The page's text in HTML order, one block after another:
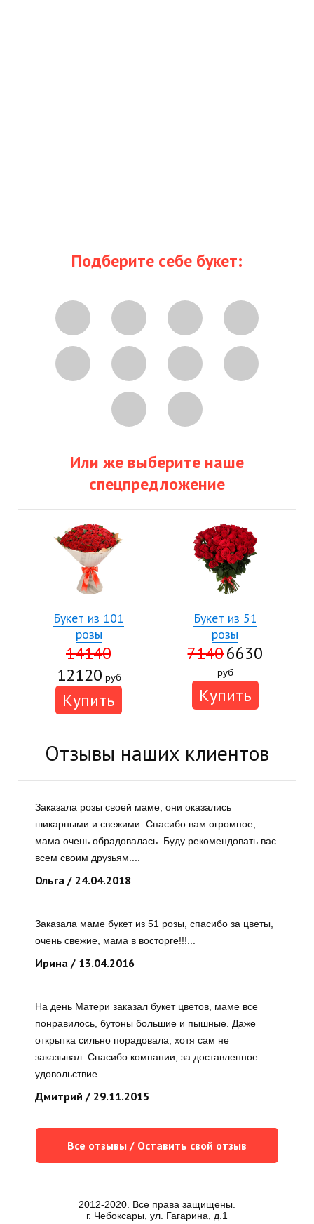
Подберите себе букет:
Или же выберите наше
спецпредложение
Букет из 101
розы
14140
12120 руб
Купить
Букет из 51
розы
71406630
руб
Купить
Отзывы наших клиентов
Заказала розы своей маме, они оказались
шикарными и свежими. Спасибо вам огромное,
мама очень обрадовалась. Буду рекомендовать вас
всем своим друзьям....
Ольга / 24.04.2018
Заказала маме букет из 51 розы, спасибо за цветы,
очень свежие, мама в восторге!!!...
Ирина / 13.04.2016
На день Матери заказал букет цветов, маме все
понравилось, бутоны большие и пышные. Даже
открытка сильно порадовала, хотя сам не
заказывал..Спасибо компании, за доставленное
удовольствие....
Дмитрий / 29.11.2015
Все отзывы / Оставить свой отзыв
2012-2020. Все права защищены.
г. Чебоксары, ул. Гагарина, д.1